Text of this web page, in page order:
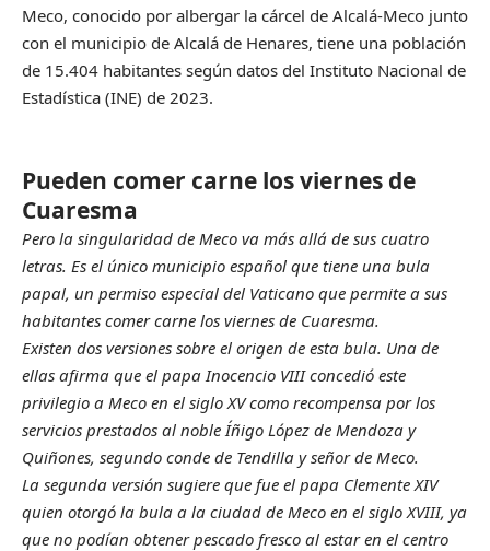
Meco, conocido por albergar la cárcel de Alcalá-Meco junto
con el municipio de Alcalá de Henares, tiene una población
de 15.404 habitantes según datos del Instituto Nacional de
Estadística (INE) de 2023.
Pueden comer carne los viernes de
Cuaresma
Pero la singularidad de Meco va más allá de sus cuatro
letras. Es el único municipio español que tiene una bula
papal, un permiso especial del Vaticano que permite a sus
habitantes comer carne los viernes de Cuaresma.
Existen dos versiones sobre el origen de esta bula. Una de
ellas afirma que el papa Inocencio VIII concedió este
privilegio a Meco en el siglo XV como recompensa por los
servicios prestados al noble Íñigo López de Mendoza y
Quiñones, segundo conde de Tendilla y señor de Meco.
La segunda versión sugiere que fue el papa Clemente XIV
quien otorgó la bula a la ciudad de Meco en el siglo XVIII, ya
que no podían obtener pescado fresco al estar en el centro